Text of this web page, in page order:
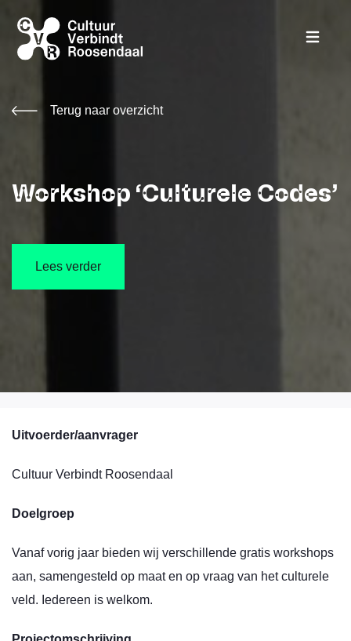
Terug naar overzicht
Workshop ‘Culturele Codes’
Lees verder
Uitvoerder/aanvrager
Cultuur Verbindt Roosendaal
Doelgroep
Vanaf vorig jaar bieden wij verschillende gratis workshops
aan, samengesteld op maat en op vraag van het culturele
veld. Iedereen is welkom.